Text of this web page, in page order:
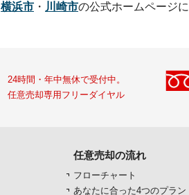
横浜市 ・ 川崎市の公式ホームページに
24時間・年中無休で受付中。
任意売却専用フリーダイヤル
任意売却の流れ
フローチャート
あなたに合った4つのプラン